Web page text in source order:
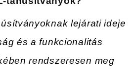
lejárati ideje
és a funkcionalitás
rendszeresen meg